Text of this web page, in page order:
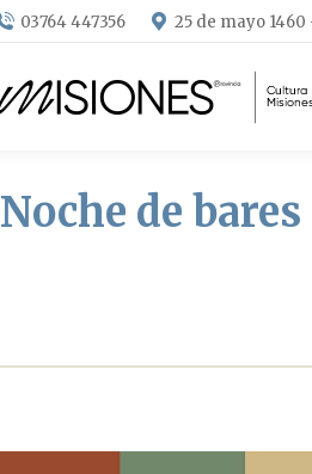
03764 447356 25 de mayo 1460
Noche de